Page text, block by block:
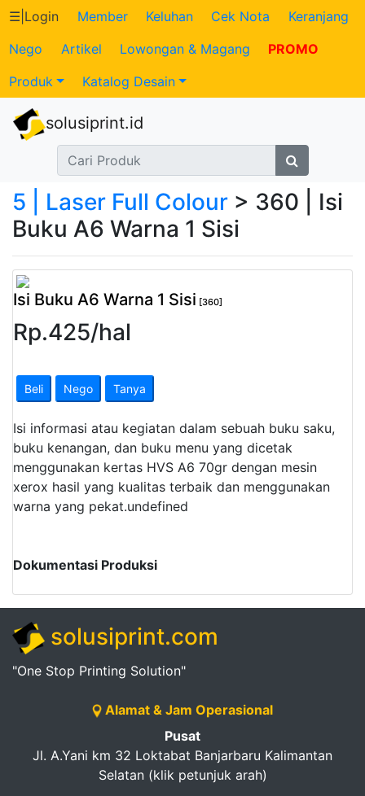
Katalog
Produk
Petugas
Riwayat
Transaksi
Tagihan
Berjalan
Pembayaran
Pendapatan
Fee
Ganti
Password
Logout
☰ Login Member Keluhan Cek Nota
Keranjang
Nego
Artikel Lowongan & Magang
PROMO
Produk
Katalog Desain
solusiprint.id
5 | Laser Full Colour > 360 | Isi
Buku A6 Warna 1 Sisi
Isi Buku A6 Warna 1 Sisi [360]
Rp.425/hal
Beli Nego Tanya
Isi informasi atau kegiatan dalam sebuah buku saku,
buku kenangan, dan buku menu yang dicetak
menggunakan kertas HVS A6 70gr dengan mesin
xerox hasil yang kualitas terbaik dan menggunakan
warna yang pekat.undefined
Dokumentasi Produksi
solusiprint.com
"One Stop Printing Solution"
Alamat & Jam Operasional
Pusat
Jl. A.Yani km 32 Loktabat Banjarbaru Kalimantan
Selatan (klik petunjuk arah)